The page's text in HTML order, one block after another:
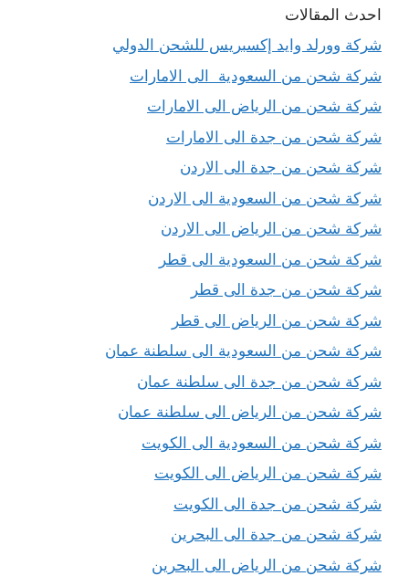
احدث المقالات
شركة وورلد وايد إكسبريس للشحن الدولي
شركة شحن من السعودية الى الامارات
شركة شحن من الرياض الى الامارات
شركة شحن من جدة الى الامارات
شركة شحن من جدة الى الاردن
شركة شحن من السعودية الى الاردن
شركة شحن من الرياض الى الاردن
شركة شحن من السعودية الى قطر
شركة شحن من جدة الى قطر
شركة شحن من الرياض الى قطر
شركة شحن من السعودية الى سلطنة عمان
شركة شحن من جدة الى سلطنة عمان
شركة شحن من الرياض الى سلطنة عمان
شركة شحن من السعودية الى الكويت
شركة شحن من الرياض الى الكويت
شركة شحن من جدة الى الكويت
شركة شحن من جدة الى البحرين
شركة شحن من الرياض الى البحرين